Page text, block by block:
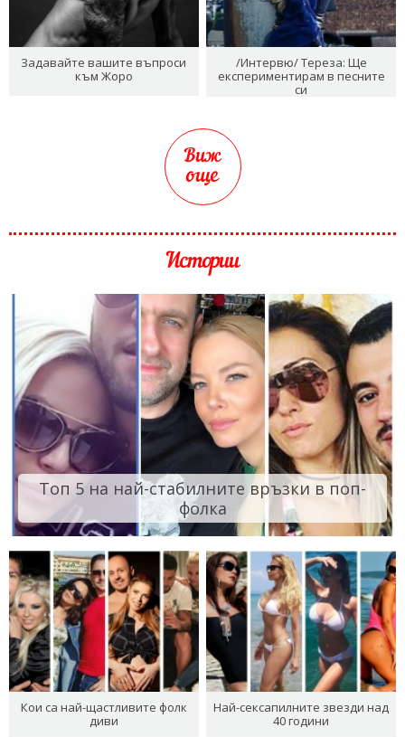
Задавайте вашите въпроси
към Жоро
/Интервю/ Тереза: Ще
експериментирам в песните
си
Виж
още
Истории
Топ 5 на най-стабилните връзки в поп-
фолка
Кои са най-щастливите фолк
диви
Най-сексапилните звезди над
40 години